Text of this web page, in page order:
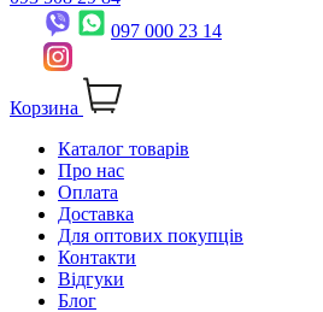
097 000 23 14
Корзина
Каталог товарів
Про нас
Оплата
Доставка
Для оптових покупців
Контакти
Відгуки
Блог